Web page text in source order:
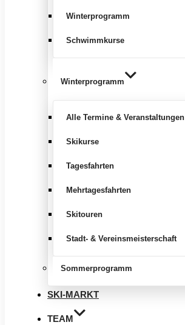
Winterprogramm
Schwimmkurse
Winterprogramm
Alle Termine & Veranstaltungen
Skikurse
Tagesfahrten
Mehrtagesfahrten
Skitouren
Stadt- & Vereinsmeisterschaft
Sommerprogramm
SKI-MARKT
TEAM